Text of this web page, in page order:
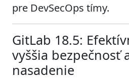
pre DevSecOps tímy.
GitLab 18.5:
vyššia bezpečnosť
nasadenie